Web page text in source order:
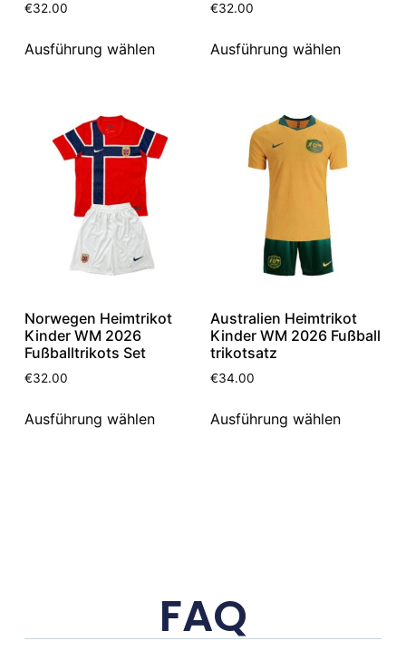
€32.00
Ausführung wählen
€32.00
Ausführung wählen
Norwegen Heimtrikot
Kinder WM 2026
Fußballtrikots Set
€32.00
Ausführung wählen
Australien Heimtrikot
Kinder WM 2026 Fußball
trikotsatz
€34.00
Ausführung wählen
FAQ